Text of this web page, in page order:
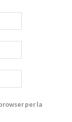
per la